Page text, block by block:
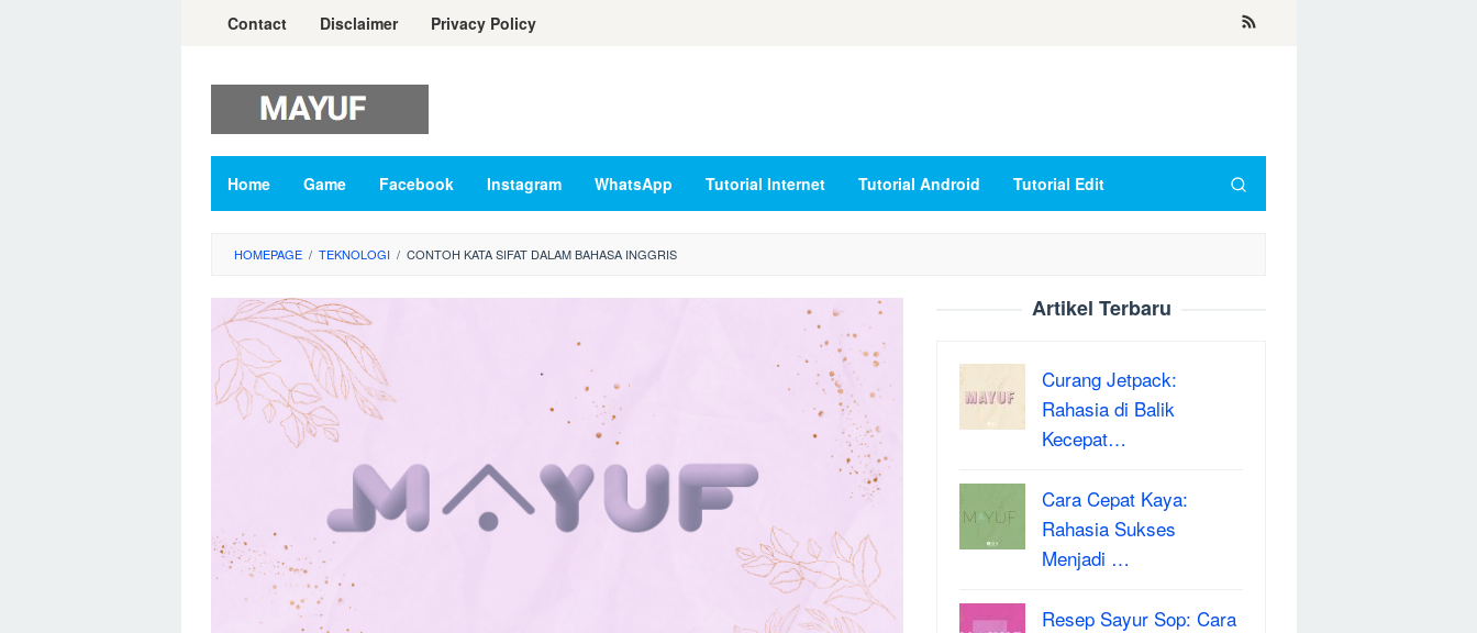
Contact Disclaimer Privacy Policy
Home Game Facebook Instagram WhatsApp Tutorial Internet Tutorial Android Tutorial Edit
HOMEPAGE / TEKNOLOGI / CONTOH KATA SIFAT DALAM BAHASA INGGRIS
Artikel Terbaru
Curang Jetpack:
Rahasia di Balik
Kecepat…
Cara Cepat Kaya:
Rahasia Sukses
Menjadi …
Resep Sayur Sop: Cara